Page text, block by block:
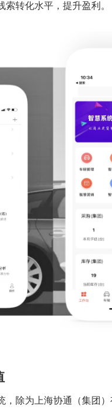
转化水平，提升盈利。
，除为上海协通（集团